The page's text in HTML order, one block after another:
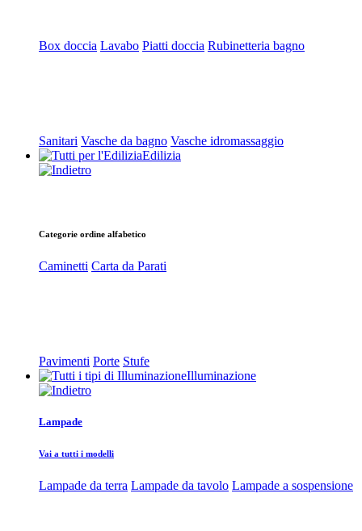
Box doccia Lavabo Piatti doccia Rubinetteria bagno
Sanitari Vasche da bagno Vasche idromassaggio
Edilizia
Categorie ordine alfabetico
Caminetti Carta da Parati
Pavimenti Porte Stufe
Illuminazione
Lampade
Vai a tutti i modelli
Lampade da terra Lampade da tavolo Lampade a sospensione